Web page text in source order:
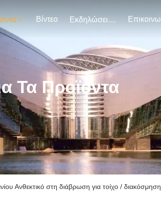
Βίντεο Εκδηλώσεις
Τα Προϊόντα
Ανθεκτικό στη διάβρωση για τοίχο / διακόσμηση